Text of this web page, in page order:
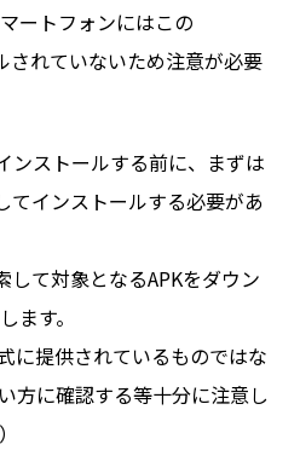
ートフォンにはこの
れていないため注意が必要
ンストールする前に、まずは
インストールする必要があ
して対象となるAPKをダウン
ます。
に提供されているものではな
方に確認する等十分に注意し